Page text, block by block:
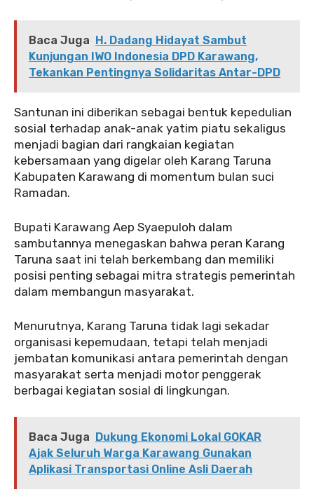
Baca Juga H. Dadang Hidayat Sambut
Kunjungan IWO Indonesia DPD Karawang,
Tekankan Pentingnya Solidaritas Antar-DPD
‎‎Santunan ini diberikan sebagai bentuk kepedulian
sosial terhadap anak-anak yatim piatu sekaligus
menjadi bagian dari rangkaian kegiatan
kebersamaan yang digelar oleh Karang Taruna
Kabupaten Karawang di momentum bulan suci
Ramadan.
‎‎Bupati Karawang Aep Syaepuloh dalam
sambutannya menegaskan bahwa peran Karang
Taruna saat ini telah berkembang dan memiliki
posisi penting sebagai mitra strategis pemerintah
dalam membangun masyarakat.
‎‎Menurutnya, Karang Taruna tidak lagi sekadar
organisasi kepemudaan, tetapi telah menjadi
jembatan komunikasi antara pemerintah dengan
masyarakat serta menjadi motor penggerak
berbagai kegiatan sosial di lingkungan.
Baca Juga Dukung Ekonomi Lokal GOKAR
Ajak Seluruh Warga Karawang Gunakan
Aplikasi Transportasi Online Asli Daerah